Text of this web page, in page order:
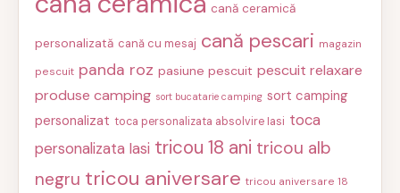
cană ceramică
personalizată cană cu mesaj cană pescari magazin
pescuit panda roz pasiune pescuit pescuit relaxare
produse camping sort bucatarie camping sort camping
personalizat toca personalizata absolvire Iasi toca
personalizata Iasi tricou 18 ani tricou alb
negru tricou aniversare tricou aniversare 18